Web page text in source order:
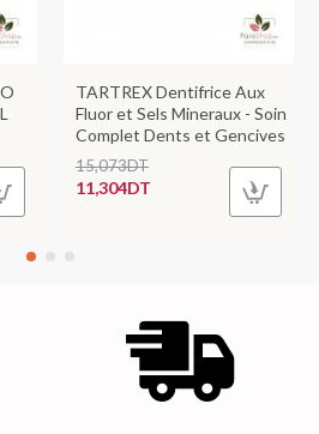
TARTREX Dentifrice Aux
Fluor et Sels Mineraux - Soin
Complet Dents et Gencives
11,304DT
15,073DT